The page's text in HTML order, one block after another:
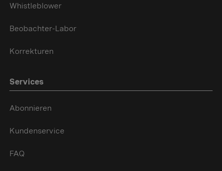
Whistleblower
Beobachter-Labor
Korrekturen
Services
Abonnieren
Kundenservice
FAQ